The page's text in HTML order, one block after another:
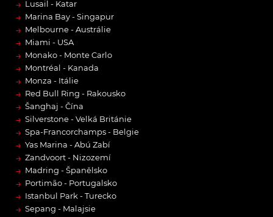
→ Lusail - Katar
→ Marina Bay - Singapur
→ Melbourne - Austrálie
→ Miami - USA
→ Monako - Monte Carlo
→ Montréal - Kanada
→ Monza - Itálie
→ Red Bull Ring - Rakousko
→ Šanghaj - Čína
→ Silverstone - Velká Británie
→ Spa-Francorchamps - Belgie
→ Yas Marina - Abú Zabí
→ Zandvoort - Nizozemí
→ Madring - Španělsko
→ Portimão - Portugalsko
→ Istanbul Park - Turecko
→ Sepang - Malajsie